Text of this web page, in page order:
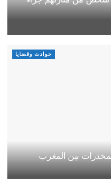
حوادث وقضايا
بين المغرب